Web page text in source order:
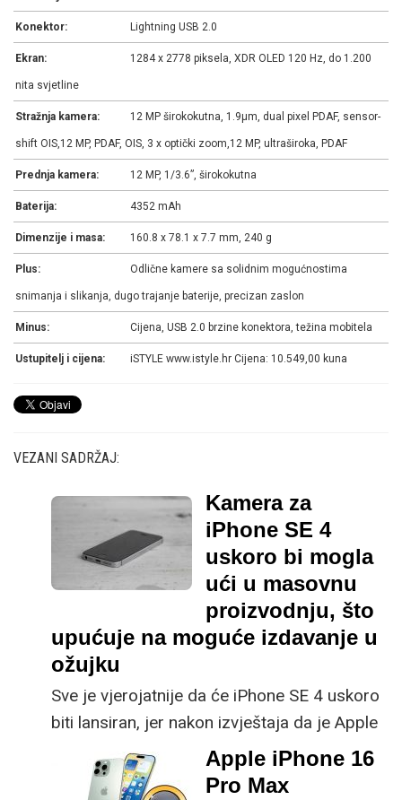
Konektor: Lightning USB 2.0
Ekran: 1284 x 2778 piksela, XDR OLED 120 Hz, do 1.200
nita svjetline
Stražnja kamera: 12 MP širokokutna, 1.9µm, dual pixel PDAF, sensor-
shift OIS,12 MP, PDAF, OIS, 3 x optički zoom,12 MP, ultraširoka, PDAF
Prednja kamera: 12 MP, 1/3.6”, širokokutna
Baterija: 4352 mAh
Dimenzije i masa: 160.8 x 78.1 x 7.7 mm, 240 g
Plus: Odlične kamere sa solidnim mogućnostima
snimanja i slikanja, dugo trajanje baterije, precizan zaslon
Minus: Cijena, USB 2.0 brzine konektora, težina mobitela
Ustupitelj i cijena: iSTYLE www.istyle.hr Cijena: 10.549,00 kuna
VEZANI SADRŽAJ:
Kamera za
iPhone SE 4
uskoro bi mogla
ući u masovnu
proizvodnju, što
upućuje na moguće izdavanje u
ožujku
Sve je vjerojatnije da će iPhone SE 4 uskoro
biti lansiran, jer nakon izvještaja da je Apple
počeo naručivati zaslone, sada stižu vijesti
da bi kamera mogla ući u masovnu
Apple iPhone 16
Pro Max